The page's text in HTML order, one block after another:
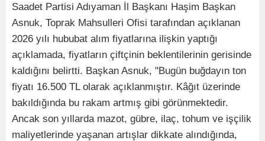
Saadet Partisi Adıyaman İl Başkanı Haşim Başkan
Asnuk, Toprak Mahsulleri Ofisi tarafından açıklanan
2026 yılı hububat alım fiyatlarına ilişkin yaptığı
açıklamada, fiyatların çiftçinin beklentilerinin gerisinde
kaldığını belirtti. Başkan Asnuk, "Bugün buğdayın ton
fiyatı 16.500 TL olarak açıklanmıştır. Kâğıt üzerinde
bakıldığında bu rakam artmış gibi görünmektedir.
Ancak son yıllarda mazot, gübre, ilaç, tohum ve işçilik
maliyetlerinde yaşanan artışlar dikkate alındığında,